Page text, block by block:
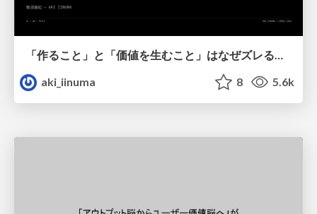
「作ること」と「価値を生むこと」はなぜズレるのか：アウトプットと価値の断絶を乗り越える / Why "Building" and "Delivering Value" Diverge
aki_iinuma
8 5.6k